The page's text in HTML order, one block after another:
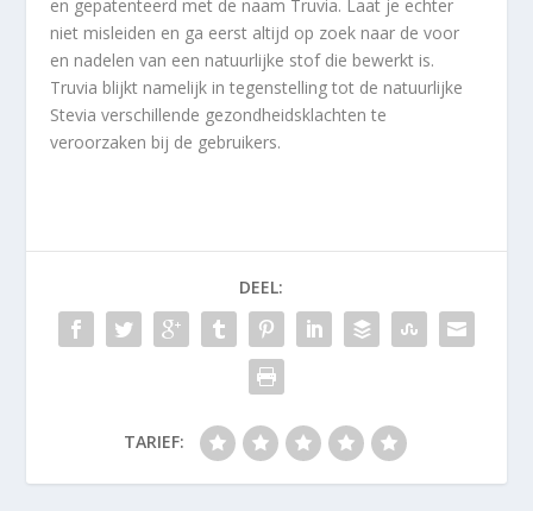
en gepatenteerd met de naam Truvia. Laat je echter
niet misleiden en ga eerst altijd op zoek naar de voor
en nadelen van een natuurlijke stof die bewerkt is.
Truvia blijkt namelijk in tegenstelling tot de natuurlijke
Stevia verschillende gezondheidsklachten te
veroorzaken bij de gebruikers.
DEEL:
TARIEF: